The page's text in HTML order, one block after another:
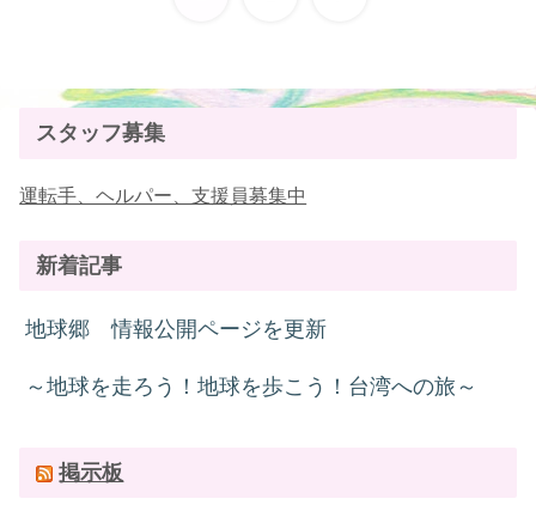
スタッフ募集
運転手、ヘルパー、支援員募集中
新着記事
地球郷 情報公開ページを更新
～地球を走ろう！地球を歩こう！台湾への旅～
掲示板